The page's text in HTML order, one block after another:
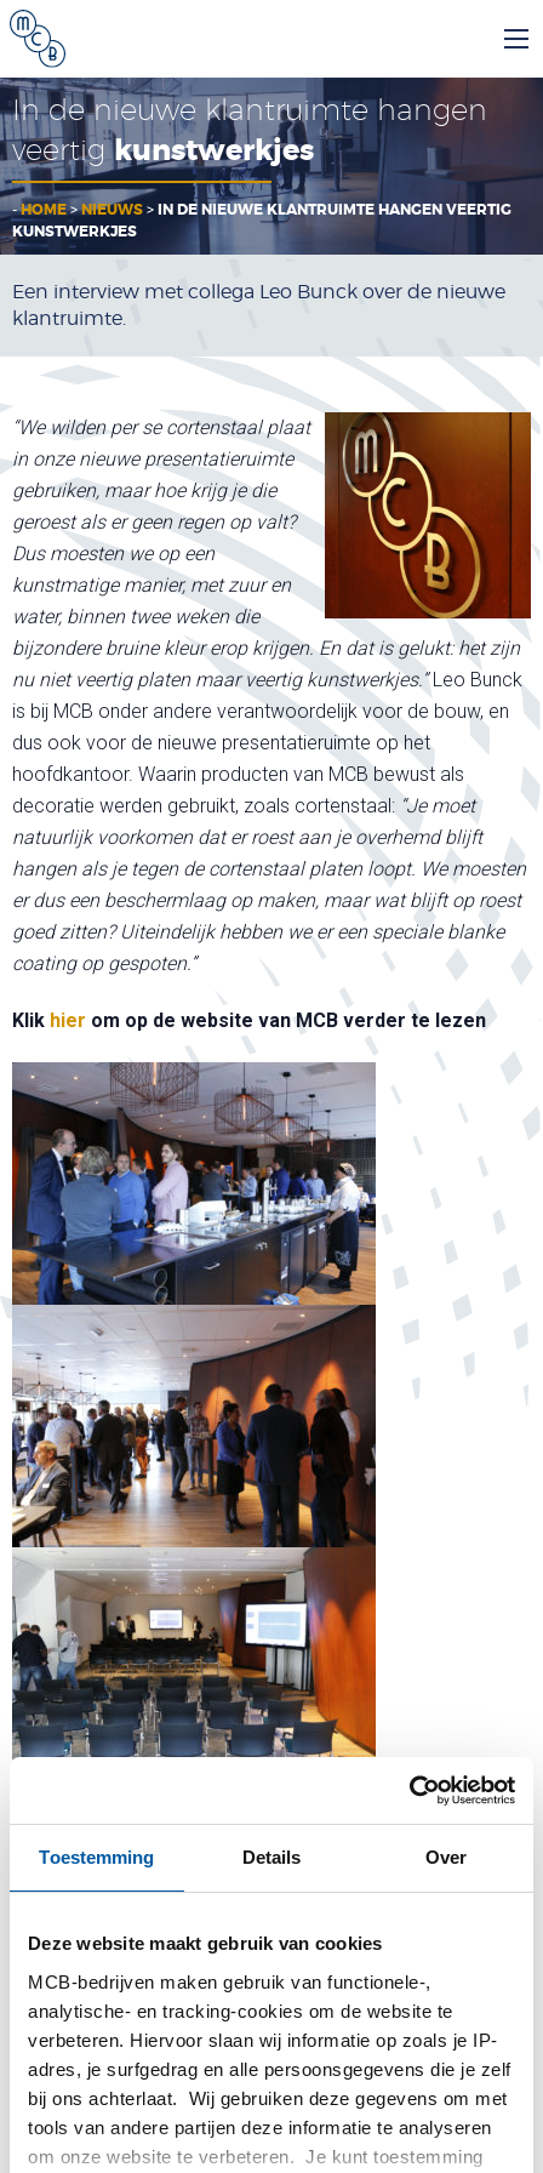
Toestemming Details Over
Deze website maakt gebruik van cookies
MCB-bedrijven maken gebruik van functionele-,
analytische- en tracking-cookies om de website te
verbeteren. Hiervoor slaan wij informatie op zoals je IP-
adres, je surfgedrag en alle persoonsgegevens die je zelf
bij ons achterlaat. Wij gebruiken deze gegevens om met
tools van andere partijen deze informatie te analyseren
om onze website te verbeteren. Je kunt toestemming
In de nieuwe klantruimte hangen
veertigkunstwerkjes
-HOME>NIEUWS > IN DE NIEUWE KLANTRUIMTE HANGEN VEERTIG
KUNSTWERKJES
Een interview met collega Leo Bunck over de nieuwe
klantruimte.
“We wilden per se cortenstaal plaat
in onze nieuwe presentatieruimte
gebruiken, maar hoe krijg je die
geroest als er geen regen op valt?
Dus moesten we op een
kunstmatige manier, met zuur en
water, binnen twee weken die
bijzondere bruine kleur erop krijgen. En dat is gelukt: het zijn
nu niet veertig platen maar veertig kunstwerkjes.”Leo Bunck
is bij MCB onder andere verantwoordelijk voor de bouw, en
dus ook voor de nieuwe presentatieruimte op het
hoofdkantoor. Waarin producten van MCB bewust als
decoratie werden gebruikt, zoals cortenstaal: “Je moet
natuurlijk voorkomen dat er roest aan je overhemd blijft
hangen als je tegen de cortenstaal platen loopt. We moesten
er dus een beschermlaag op maken, maar wat blijft op roest
goed zitten? Uiteindelijk hebben we er een speciale blanke
coating op gespoten.”
Klik hier om op de website van MCB verder te lezen